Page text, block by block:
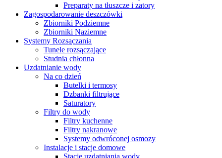
Preparaty na tłuszcze i zatory
Zagospodarowanie deszczówki
Zbiorniki Podziemne
Zbiorniki Naziemne
Systemy Rozsączania
Tunele rozsączające
Studnia chłonna
Uzdatnianie wody
Na co dzień
Butelki i termosy
Dzbanki filtrujące
Saturatory
Filtry do wody
Filtry kuchenne
Filtry nakranowe
Systemy odwróconej osmozy
Instalacje i stacje domowe
Stacje uzdatniania wody